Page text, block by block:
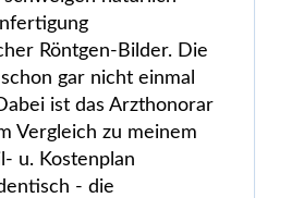
Röntgen-Bilder. Die
gar nicht einmal
ist das Arzthonorar
Vergleich zu meinem
u. Kostenplan
- die